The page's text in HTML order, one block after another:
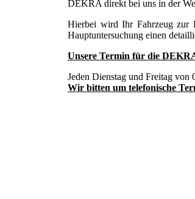
DEKRA direkt bei uns in der
Hierbei wird Ihr Fahrzeug zur
Hauptuntersuchung einen
Unsere Termin für die
Jeden Dienstag und Freitag von
Wir bitten um telefonische